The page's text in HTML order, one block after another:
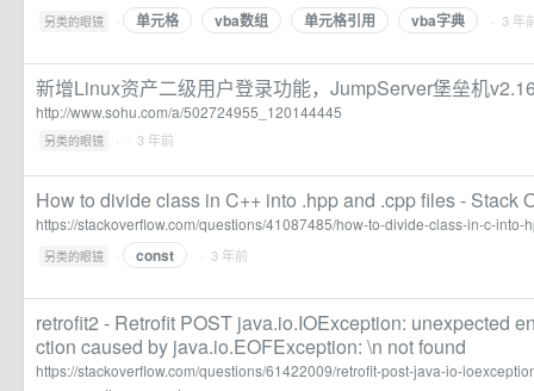
另类的眼镜 · 单元格 vba数组 单元格引用 vba字典 · 3 年
新增Linux资产二级用户登录功能，JumpServer堡垒机
http://www.sohu.com/a/502724955_120144445
另类的眼镜 · · 3 年前
How to divide class in C++ into .hpp and .cpp files - Stack
https://stackoverflow.com/questions/41087485/how-to-divide-class-in-c-into-
另类的眼镜 · const · 3 年前
retrofit2 - Retrofit POST java.io.IOException: unexpected
ction caused by java.io.EOFException: \n not found
https://stackoverflow.com/questions/61422009/retrofit-post-java-io-